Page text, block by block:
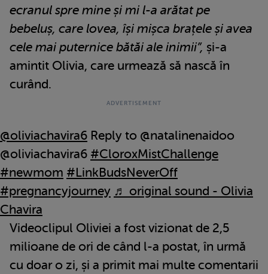
ecranul spre mine și mi l-a arătat pe
bebeluș, care lovea, își mișca brațele și avea
cele mai puternice bătăi ale inimii”, și-a
amintit Olivia, care urmează să nască în
curând.
@oliviachavira6 Reply to @natalinenaidoo
@oliviachavira6 #CloroxMistChallenge
#newmom #LinkBudsNeverOff
#pregnancyjourney ♬ original sound - Olivia
Chavira
Videoclipul Oliviei a fost vizionat de 2,5
milioane de ori de când l-a postat, în urmă
cu doar o zi, și a primit mai multe comentarii